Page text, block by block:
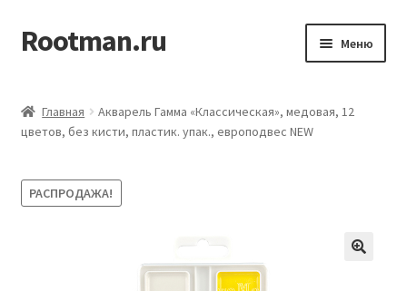
Перейти
к
Перейти
к
Rootman.ru Меню
Офисные принадлежности
Бумажная продукция для офиса
Главная
Акварель Гамма «Классическая», медовая, 12
цветов, без кисти, пластик. упак., европодвес NEW
РАСПРОДАЖА!